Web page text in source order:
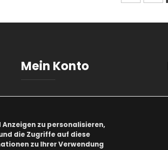
Mein Konto
Benutzerkonto
Registrierung
zu personalisieren,
die Zugriffe auf diese
zu Ihrer Verwendung